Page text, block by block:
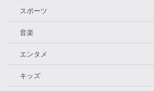
スポーツ
音楽
エンタメ
キッズ